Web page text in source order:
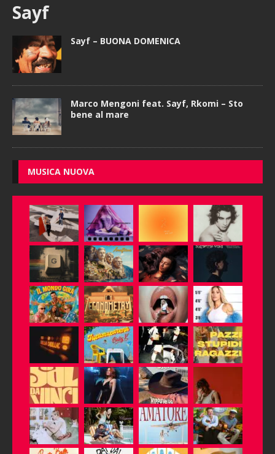
Sayf
Sayf – BUONA DOMENICA
Marco Mengoni feat. Sayf, Rkomi – Sto
bene al mare
MUSICA NUOVA